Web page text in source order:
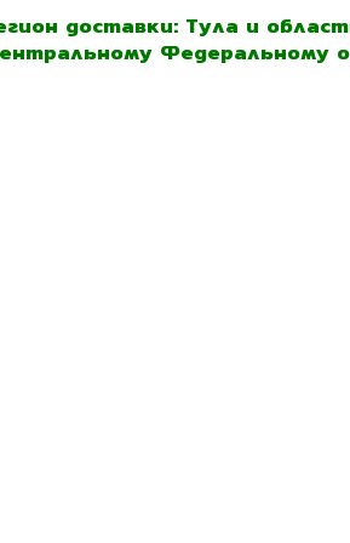
доставки: Тула и
Федеральному